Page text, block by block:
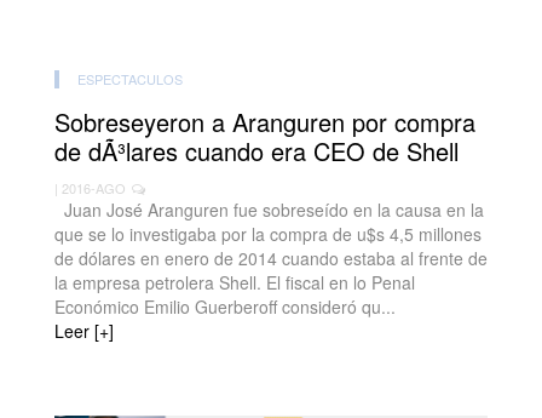
ESPECTACULOS
Sobreseyeron a Aranguren por compra
de dÃ³lares cuando era CEO de Shell
| 2016-AGO
Juan José Aranguren fue sobreseído en la causa en la
que se lo investigaba por la compra de u$s 4,5 millones
de dólares en enero de 2014 cuando estaba al frente de
la empresa petrolera Shell. El fiscal en lo Penal
Económico Emilio Guerberoff consideró qu...
Leer [+]